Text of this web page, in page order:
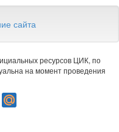
сайта
ресурсов ЦИК, по
на момент проведения